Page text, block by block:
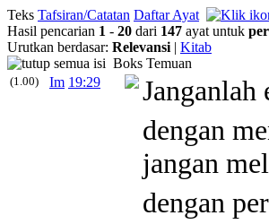
Teks Tafsiran/Catatan Daftar Ayat
Hasil pencarian 1 - 20 dari 147 ayat untuk
Urutkan berdasar: Relevansi | Kitab
Boks Temuan
(1.00) Im 19:29
Janganlah
dengan
jangan
dengan